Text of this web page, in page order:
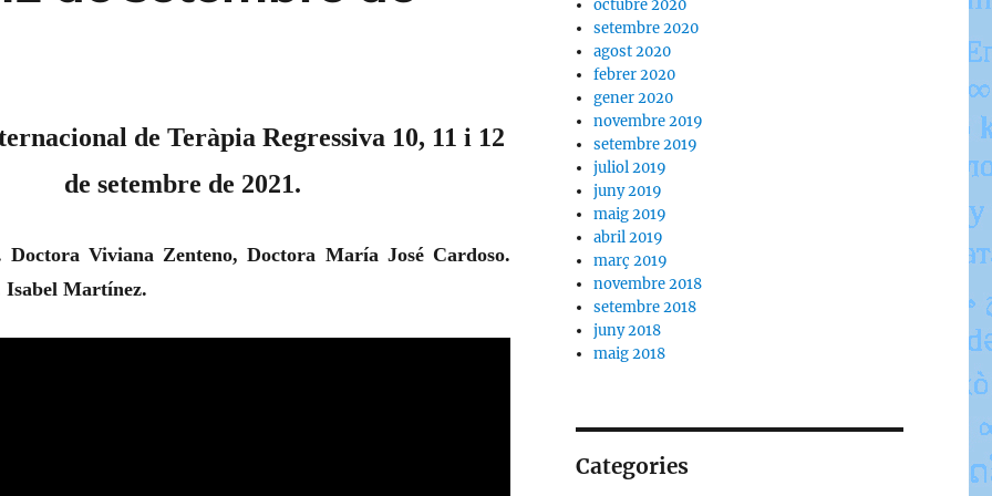
de Teràpia Regressiva 10, 11 i 12
de setembre de 2021.
Doctora Viviana Zenteno, Doctora María José Cardoso.
Isabel Martínez.
octubre 2020
setembre 2020
agost 2020
febrer 2020
gener 2020
novembre 2019
setembre 2019
juliol 2019
juny 2019
maig 2019
abril 2019
març 2019
novembre 2018
setembre 2018
juny 2018
maig 2018
Categories